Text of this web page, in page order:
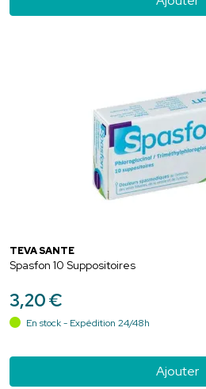
TEVA SANTÉ
Spasfon 10 Suppositoires
3,20€
En stock - Expédition 24/48h
Ajouter